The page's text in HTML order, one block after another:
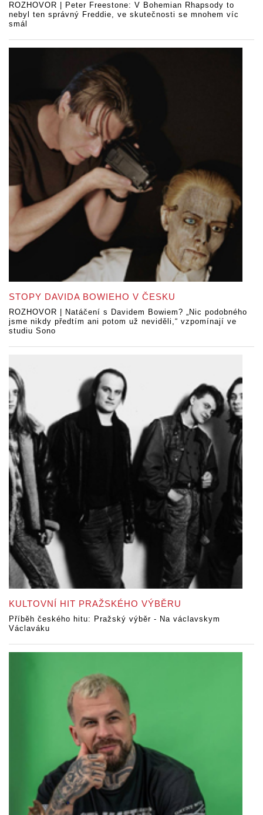
ROZHOVOR | Peter Freestone: V Bohemian Rhapsody to
nebyl ten správný Freddie, ve skutečnosti se mnohem víc
smál
STOPY DAVIDA BOWIEHO V ČESKU
ROZHOVOR | Natáčení s Davidem Bowiem? „Nic podobného
jsme nikdy předtím ani potom už neviděli,“ vzpomínají ve
studiu Sono
KULTOVNÍ HIT PRAŽSKÉHO VÝBĚRU
Příběh českého hitu: Pražský výběr - Na václavskym
Václaváku